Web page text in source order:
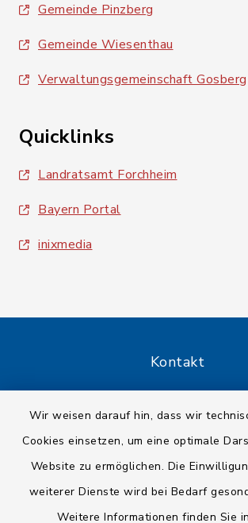
Wir weisen darauf hin, dass wir
Cookies einsetzen, um eine optimale
Website zu ermöglichen. Die
weiterer Dienste wird bei Bedarf
Weitere Informationen finden Sie
Gemeinde Pinzberg
Gemeinde Wiesenthau
Verwaltungsgemeinschaft Gosberg
Quicklinks
Landratsamt Forchheim
Bayern Portal
inixmedia
Kontakt
Datenschutz
Impressum